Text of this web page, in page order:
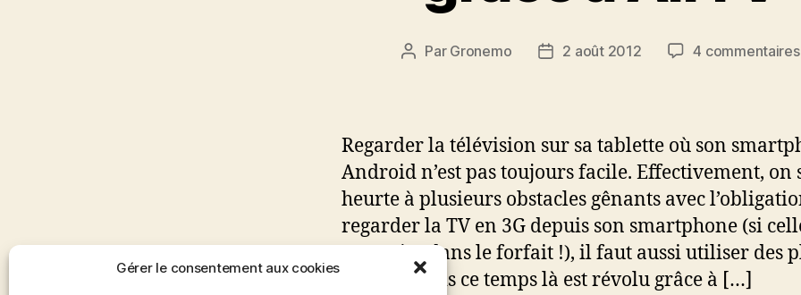
Gérer le consentement aux cookies
Auteur
Par Gronemo
Date2 août 2012 4 commentaires
Regarder la télévision sur sa tablette où son
Android n’est pas toujours facile. Effectivement, on
heurte à plusieurs obstacles gênants avec
regarder la TV en 3G depuis son smartphone (si
comprise dans le forfait !), il faut aussi utiliser des
flashs… Mais ce temps là est révolu grâce à […]